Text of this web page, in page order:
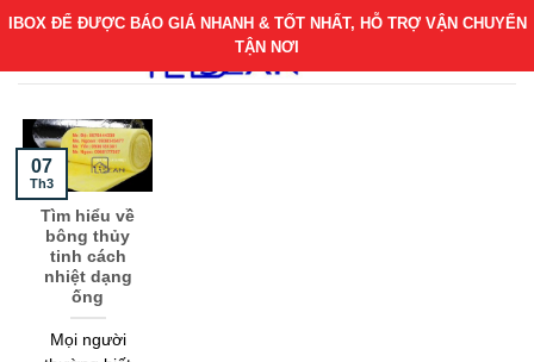
Bỏ
nội
Tìm hiểu về
bông thủy
tinh cách
nhiệt dạng
ống
Mọi người
07
Th3
IBOX ĐỂ ĐƯỢC BÁO GIÁ NHANH & TỐT NHẤT, HỖ TRỢ VẬN CHUYỂN
TẬN NƠI